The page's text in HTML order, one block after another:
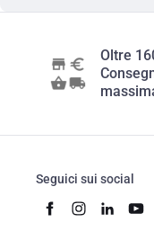
Oltre
Seguici sui social